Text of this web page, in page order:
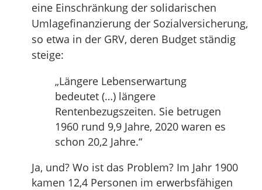
eine Einschränkung der solidarischen
Umlagefinanzierung der Sozialversicherung,
so etwa in der GRV, deren Budget ständig
steige:
„Längere Lebenserwartung
bedeutet (…) längere
Rentenbezugszeiten. Sie betrugen
1960 rund 9,9 Jahre, 2020 waren es
schon 20,2 Jahre.“
Ja, und? Wo ist das Problem? Im Jahr 1900
kamen 12,4 Personen im erwerbsfähigen